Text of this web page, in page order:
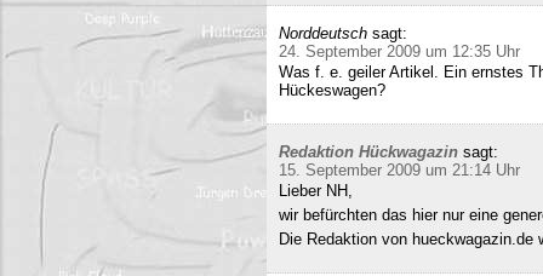
Norddeutsch sagt:
24. September 2009 um 12:35 Uhr
Was f. e. geiler Artikel. Ein ernstes
Hückeswagen?
Redaktion Hückwagazin sagt:
15. September 2009 um 21:14 Uhr
Lieber NH,
wir befürchten das hier nur eine
Die Redaktion von